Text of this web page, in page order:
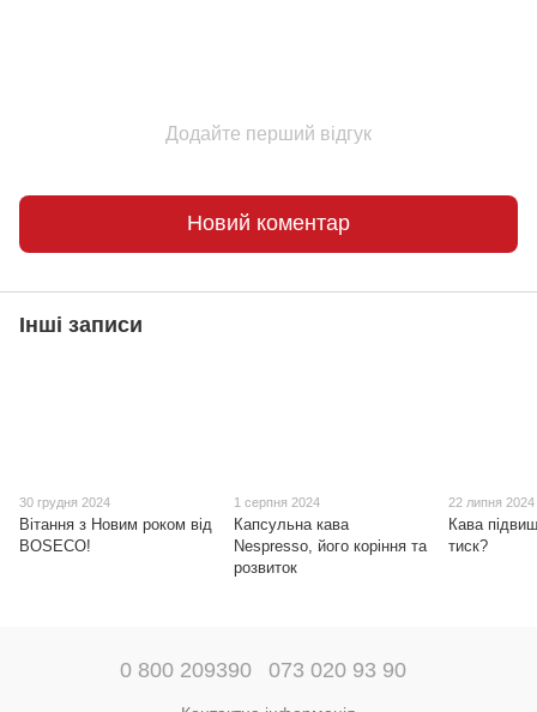
Додайте перший відгук
Новий коментар
Інші записи
30 грудня 2024
Вітання з Новим роком від
BOSECO!
1 серпня 2024
Капсульна кава
Nespresso, його коріння та
розвиток
22 липня 2024
Кава
тиск?
0 800 209390 073 020 93 90